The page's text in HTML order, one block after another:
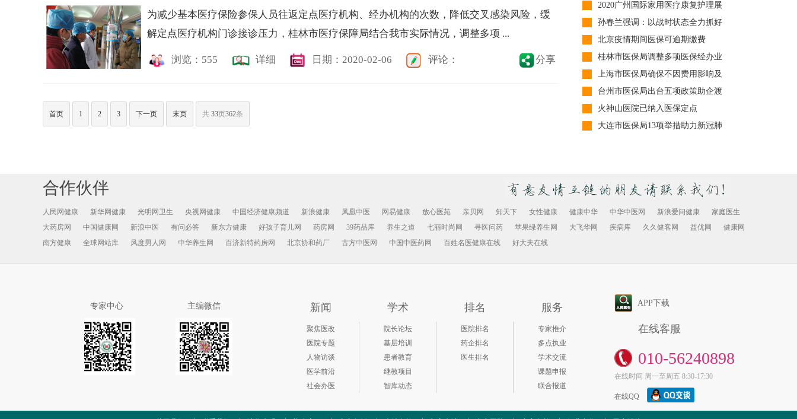
为减少基本医疗保险参保人员往返定点医疗机构、经办机构的次数，降低交叉感染风险，缓
解定点医疗机构门诊接诊压力，桂林市医疗保障局结合我市实际情况，调整多项 ...
浏览：555 详细 日期：2020-02-06 评论： 分享
首页 1 2 3 下一页 末页 共 33页362条
【人民医生网讯】8月17至18
日，第三届中国医学人文大会在
北京隆重举行 ...
【人民医生网讯】西藏自治区人
为第三方医检行业的龙头企业，
广州金域 ...
日前，“灾难医学传播联盟”（以
解，联盟 ...
2020广州国际家用医疗康复护理展
孙春兰强调：以战时状态全力抓好
北京疫情期间医保可逾期缴费
桂林市医保局调整多项医保经办业
上海市医保局确保不因费用影响及
台州市医保局出台五项政策助企渡
火神山医院已纳入医保定点
大连市医保局13项举措助力新冠肺
合作伙伴
人民网健康 新华网健康 光明网卫生 央视网健康 中国经济健康频道 新浪健康 凤凰中医 网易健康 放心医苑 亲贝网 知天下 女性健康 健康中华 中华中医网 新浪爱问健康
家庭医生
大药房网
中国健康网 新浪中医 有问必答 新东方健康 好孩子育儿网 药房网 39药品库 养生之道 七丽时尚网 寻医问药 苹果绿养生网 大飞华网 疾病库 久久健客网 益优网
健康网
南方健康
全球网站库 风度男人网 中华养生网 百济新特药房网 北京协和药厂 古方中医网 中国中医药网 百姓名医健康在线 好大夫在线
专家中心 主编微信 新闻
聚焦医改
医院专题
人物访谈
医学前沿
社会办医
学术
院长论坛
基层培训
患者教育
继教项目
智库动态
排名
医院排名
药企排名
医生排名
服务
专家推介
多点执业
学术交流
课题申报
联合报道
APP下载
在线客服
010-56240898
在线时间 周一至周五 8:30-17:30
在线QQ